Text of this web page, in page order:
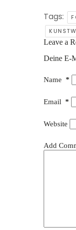
Tags:
Leave a
Deine E-
Name *
Email *
Website
Add